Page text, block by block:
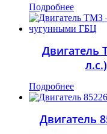
Подробнее
Двигатель
Подробнее
Двигатель